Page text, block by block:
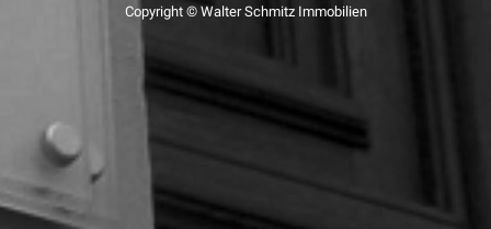
Copyright © Walter Schmitz Immobilien